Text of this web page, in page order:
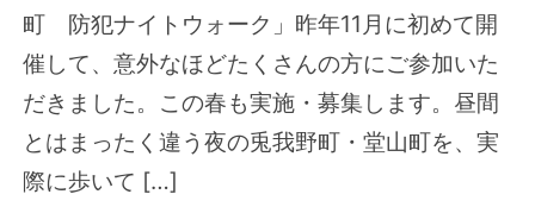
町 防犯ナイトウォーク」昨年11月に初めて開
催して、意外なほどたくさんの方にご参加いた
だきました。この春も実施・募集します。昼間
とはまったく違う夜の兎我野町・堂山町を、実
際に歩いて […]